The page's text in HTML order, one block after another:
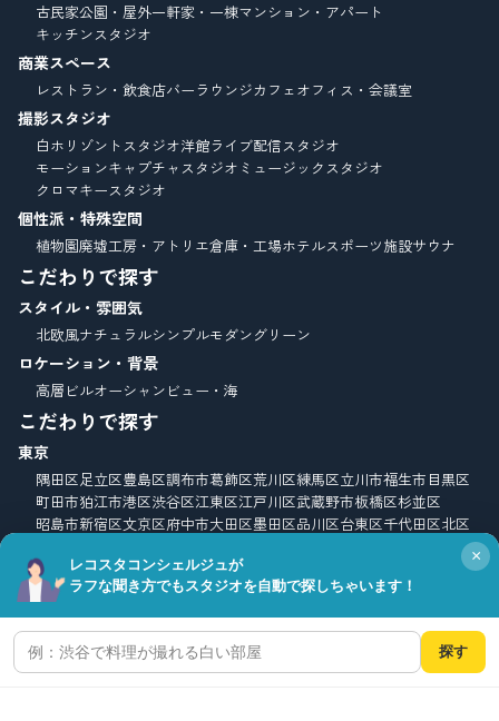
古民家公園・屋外一軒家・一棟マンション・アパート
キッチンスタジオ
商業スペース
レストラン・飲食店バーラウンジカフェオフィス・会議室
撮影スタジオ
白ホリゾントスタジオ洋館ライブ配信スタジオ
モーションキャプチャスタジオ ミュージックスタジオ
クロマキースタジオ
個性派・特殊空間
植物園廃墟工房・アトリエ倉庫・工場ホテルスポーツ施設サウナ
こだわりで探す
スタイル・雰囲気
北欧風ナチュラルシンプルモダングリーン
ロケーション・背景
高層ビルオーシャンビュー・海
こだわりで探す
東京
隅田区足立区豊島区調布市葛飾区荒川区練馬区立川市福生市 目黒区
町田市狛江市港区渋谷区江東区江戸川区武蔵野市板橋区杉並区
昭島市新宿区文京区府中市大田区墨田区品川区台東区千代田区北区
神奈川県
高座郡寒川町
横須賀市横浜市川崎市小田原市中郡大磯町三浦郡葉山町三浦市
北海道
函館
レコスタコンシェルジュが
ラフな聞き方でもスタジオを自動で探しちゃいます！
×
探す